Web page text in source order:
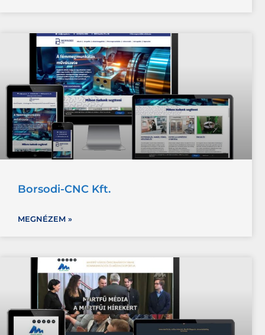
Borsodi-CNC Kft.
MEGNÉZEM »